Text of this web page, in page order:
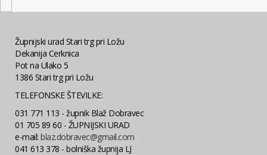
Župnijski urad Stari trg pri Ložu
Dekanija Cerknica
Pot na Ulako 5
1386 Stari trg pri Ložu
TELEFONSKE ŠTEVILKE:
031 771 113 - župnik Blaž Dobravec
01 705 89 60 - ŽUPNIJSKI URAD
e-mail: blaz.dobravec@gmail.com
041 613 378 - bolniška župnija LJ